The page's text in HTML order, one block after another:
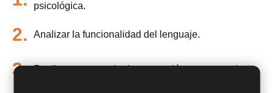
psicológica.
2. Analizar la funcionalidad del lenguaje.
3. Realizar una terapia de aceptación y compromiso.